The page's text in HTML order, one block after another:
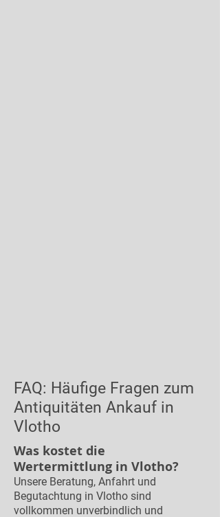
FAQ: Häufige Fragen zum
Antiquitäten Ankauf in
Vlotho
Was kostet die
Wertermittlung in Vlotho?
Unsere Beratung, Anfahrt und
Begutachtung in Vlotho sind
vollkommen unverbindlich und